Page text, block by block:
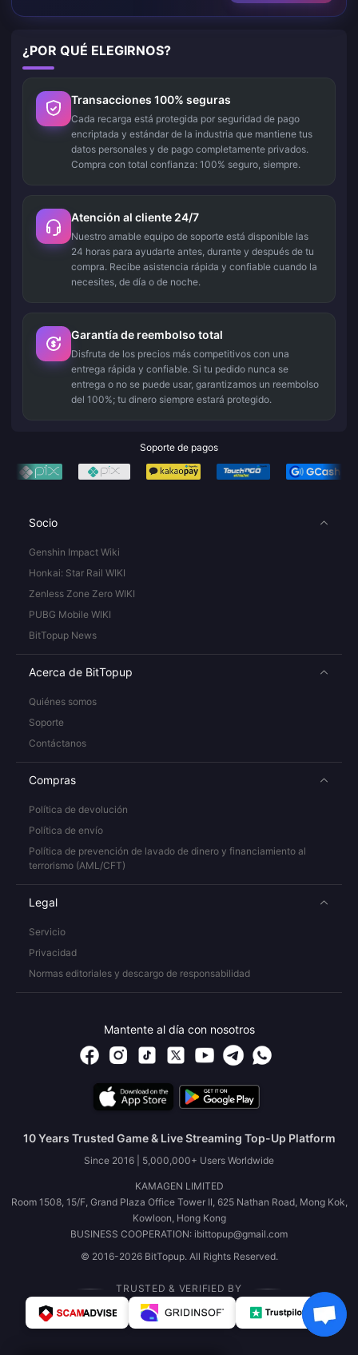
¿POR QUÉ ELEGIRNOS?
Transacciones 100% seguras
Cada recarga está protegida por seguridad de pago
encriptada y estándar de la industria que mantiene tus
datos personales y de pago completamente privados.
Compra con total confianza: 100% seguro, siempre.
Atención al cliente 24/7
Nuestro amable equipo de soporte está disponible las
24 horas para ayudarte antes, durante y después de tu
compra. Recibe asistencia rápida y confiable cuando la
necesites, de día o de noche.
Garantía de reembolso total
Disfruta de los precios más competitivos con una
entrega rápida y confiable. Si tu pedido nunca se
entrega o no se puede usar, garantizamos un reembolso
del 100%; tu dinero siempre estará protegido.
Soporte de pagos
Socio
Genshin Impact Wiki
Honkai: Star Rail WIKI
Zenless Zone Zero WIKI
PUBG Mobile WIKI
BitTopup News
Acerca de BitTopup
Quiénes somos
Soporte
Contáctanos
Compras
Política de devolución
Política de envío
Política de prevención de lavado de dinero y financiamiento al
terrorismo (AML/CFT)
Legal
Servicio
Privacidad
Normas editoriales y descargo de responsabilidad
Mantente al día con nosotros
10 Years Trusted Game & Live Streaming Top-Up Platform
Since 2016 | 5,000,000+ Users Worldwide
KAMAGEN LIMITED
Room 1508, 15/F, Grand Plaza Office Tower II, 625 Nathan Road, Mong Kok,
Kowloon, Hong Kong
BUSINESS COOPERATION: ibittopup@gmail.com
© 2016-2026 BitTopup. All Rights Reserved.
TRUSTED & VERIFIED BY